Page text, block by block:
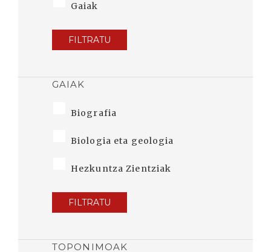
Gaiak
FILTRATU
GAIAK
Biografia
Biologia eta geologia
Hezkuntza Zientziak
FILTRATU
TOPONIMOAK